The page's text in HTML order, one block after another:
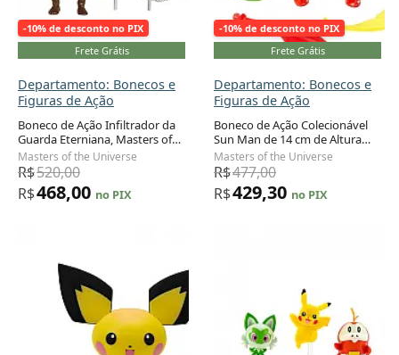
-10% de desconto no PIX
Frete Grátis
Departamento: Bonecos e
Figuras de Ação
Boneco de Ação Infiltrador da
Guarda Eterniana, Masters of
the Universe Origins
Masters of the Universe
R$520,00
R$468,00 no PIX
-10% de desconto no PIX
Frete Grátis
Departamento: Bonecos e
Figuras de Ação
Boneco de Ação Colecionável
Sun Man de 14 cm de Altura
com 16 Articulações, Master Of
The Universe
Masters of the Universe
R$477,00
R$429,30 no PIX
Adicionar ao carrinho Adicionar ao carrinho